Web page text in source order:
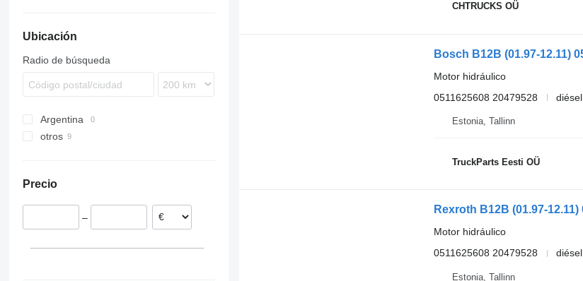
B-series
Ubicación
Radio de búsqueda
Argentina
otros
Precio
–
CHTRUCKS OÜ
Motor hidráulico
0511625608 20479528
diésel
Estonia, Tallinn
TruckParts Eesti OÜ
Motor hidráulico
0511625608 20479528
diésel
Estonia, Tallinn